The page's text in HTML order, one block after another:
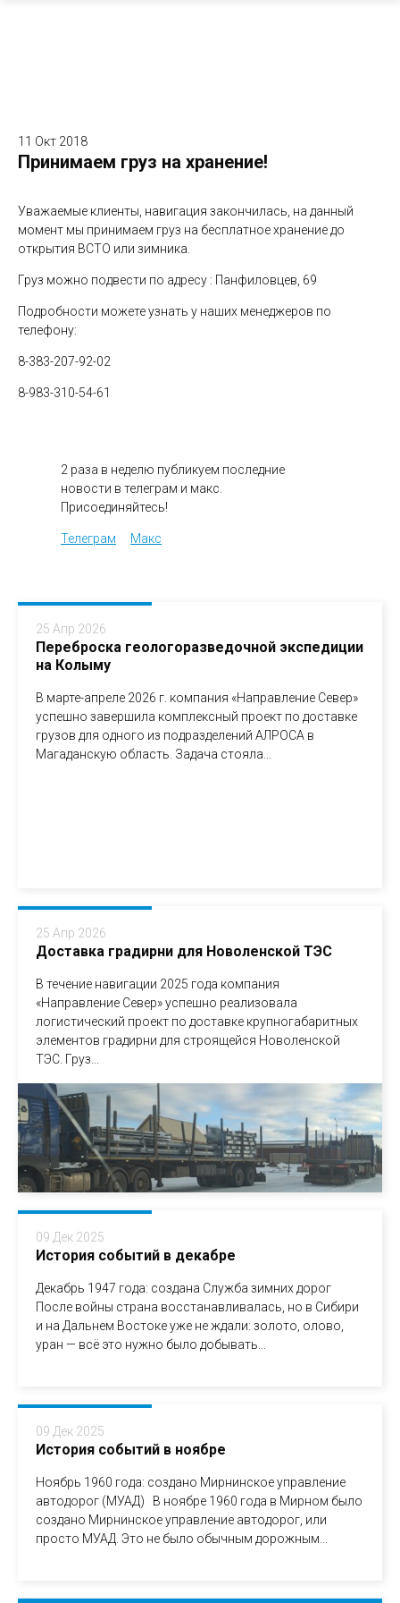
11 Окт 2018
Принимаем груз на хранение!
Уважаемые клиенты, навигация закончилась, на данный
момент мы принимаем груз на бесплатное хранение до
открытия ВСТО или зимника.
Груз можно подвести по адресу : Панфиловцев, 69
Подробности можете узнать у наших менеджеров по
телефону:
8-383-207-92-02
8-983-310-54-61
2 раза в неделю публикуем последние
новости в телеграм и макс.
Присоединяйтесь!
Телеграм Макс
25 Апр 2026
Переброска геологоразведочной экспедиции
на Колыму
В марте-апреле 2026 г. компания «Направление Север»
успешно завершила комплексный проект по доставке
грузов для одного из подразделений АЛРОСА в
Магаданскую область. Задача стояла...
25 Апр 2026
Доставка градирни для Новоленской ТЭС
В течение навигации 2025 года компания
«Направление Север» успешно реализовала
логистический проект по доставке крупногабаритных
элементов градирни для строящейся Новоленской
ТЭС. Груз...
09 Дек 2025
История событий в декабре
Декабрь 1947 года: создана Служба зимних дорог
После войны страна восстанавливалась, но в Сибири
и на Дальнем Востоке уже не ждали: золото, олово,
уран — всё это нужно было добывать...
09 Дек 2025
История событий в ноябре
Ноябрь 1960 года: создано Мирнинское управление
автодорог (МУАД) В ноябре 1960 года в Мирном было
создано Мирнинское управление автодорог, или
просто МУАД. Это не было обычным дорожным...